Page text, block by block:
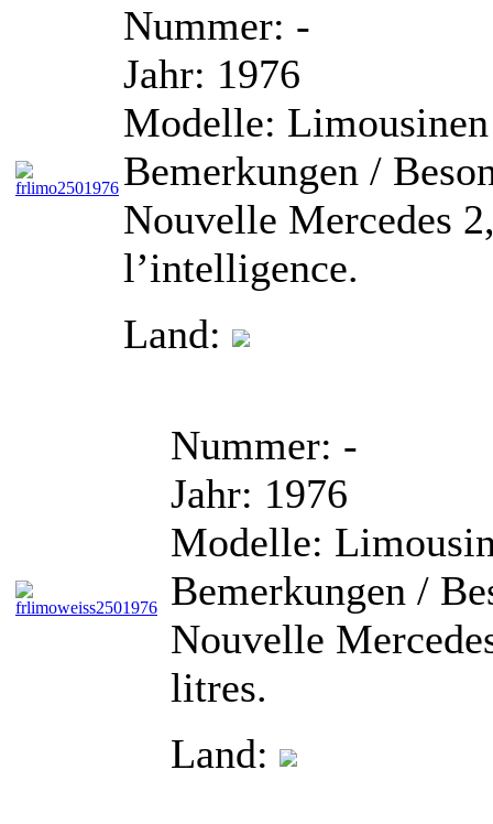
Nummer: -
Jahr: 1976
Modelle: Limousinen
Bemerkungen /
Nouvelle Mercedes
l’intelligence.
Land:
Nummer: -
Jahr: 1976
Modelle:
Bemerkungen /
Nouvelle
litres.
Land: